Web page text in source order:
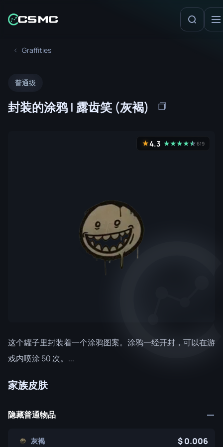
Graffities
普通级
封装的涂鸦 | 露齿笑 (灰褐)
★4.3 ★★★★★
☆619
这个罐子里封装着一个涂鸦图案。涂鸦一经开封，可以在游
戏内喷涂 50 次。...
家族皮肤
隐藏普通物品
灰褐 0.006